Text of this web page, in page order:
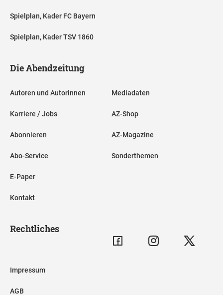
Spielplan, Kader FC Bayern
Spielplan, Kader TSV 1860
Die Abendzeitung
Autoren und Autorinnen
Karriere / Jobs
Abonnieren
Abo-Service
E-Paper
Kontakt
Mediadaten
AZ-Shop
AZ-Magazine
Sonderthemen
Rechtliches
Impressum
AGB